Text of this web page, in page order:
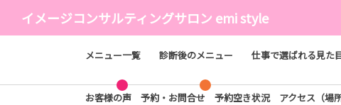
イメージコンサルティングサロン emi style
メニュー一覧 診断後のメニュー 仕事で選ばれる見た
お客様の声 予約・お問合せ 予約空き状況 アクセス（